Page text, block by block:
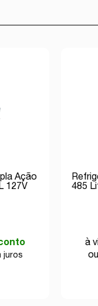
Ação
127V
juros
485
à
ou